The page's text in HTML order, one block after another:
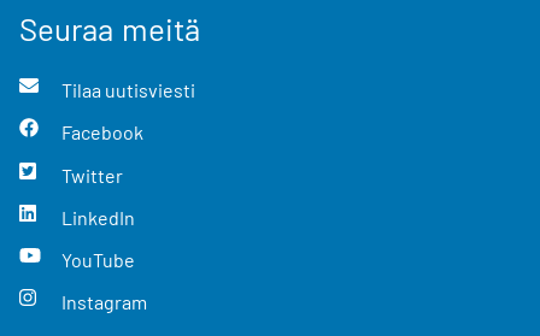
Seuraa meitä
Tilaa uutisviesti
Facebook
Twitter
LinkedIn
YouTube
Instagram